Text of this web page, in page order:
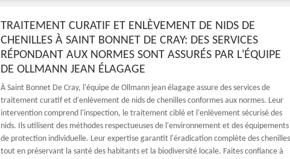
TRAITEMENT CURATIF ET ENLÈVEMENT DE NIDS DE
CHENILLES À SAINT BONNET DE CRAY: DES SERVICES
RÉPONDANT AUX NORMES SONT ASSURÉS PAR L'ÉQUIPE
DE OLLMANN JEAN ÉLAGAGE
À Saint Bonnet De Cray, l'équipe de Ollmann jean élagage assure des services de
traitement curatif et d'enlèvement de nids de chenilles conformes aux normes. Leur
intervention comprend l'inspection, le traitement ciblé et l'enlèvement sécurisé des
nids. Ils utilisent des méthodes respectueuses de l'environnement et des équipements
de protection individuelle. Leur expertise garantit l'éradication complète des chenilles
tout en préservant la santé des habitants et la biodiversité locale. Faites confiance à